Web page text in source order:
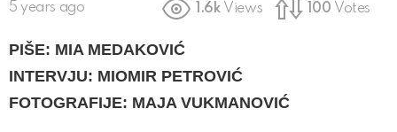
5 years ago 1.6k Views 100 Votes
PIŠE: MIA MEDAKOVIĆ
INTERVJU: MIOMIR PETROVIĆ
FOTOGRAFIJE: MAJA VUKMANOVIĆ